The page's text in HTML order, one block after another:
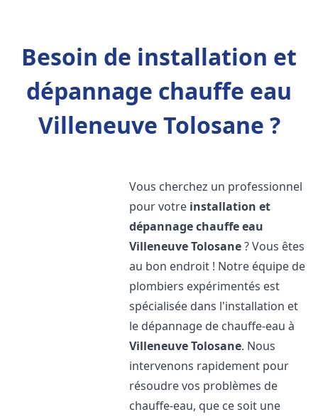
Besoin de installation et
dépannage chauffe eau
Villeneuve Tolosane ?
Vous cherchez un professionnel
pour votre installation et
dépannage chauffe eau
Villeneuve Tolosane? Vous êtes
au bon endroit ! Notre équipe de
plombiers expérimentés est
spécialisée dans l'installation et
le dépannage de chauffe-eau à
Villeneuve Tolosane. Nous
intervenons rapidement pour
résoudre vos problèmes de
chauffe-eau, que ce soit une